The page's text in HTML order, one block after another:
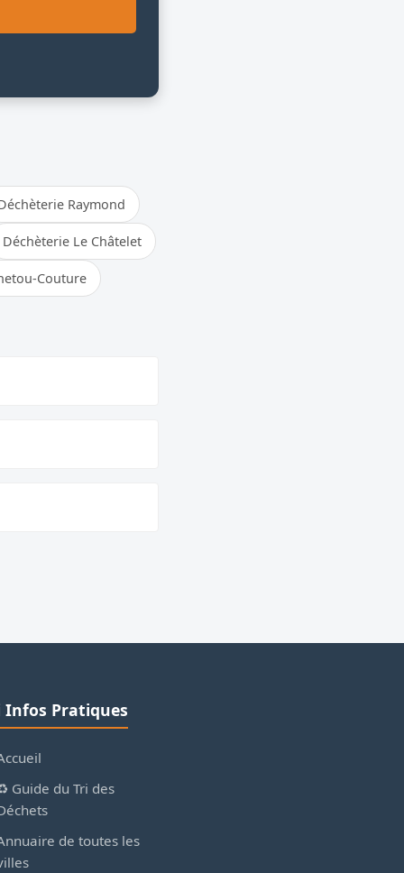
Raymond
Déchèterie Le Châtelet
Couture
Infos Pratiques
Guide du Tri des
de toutes les